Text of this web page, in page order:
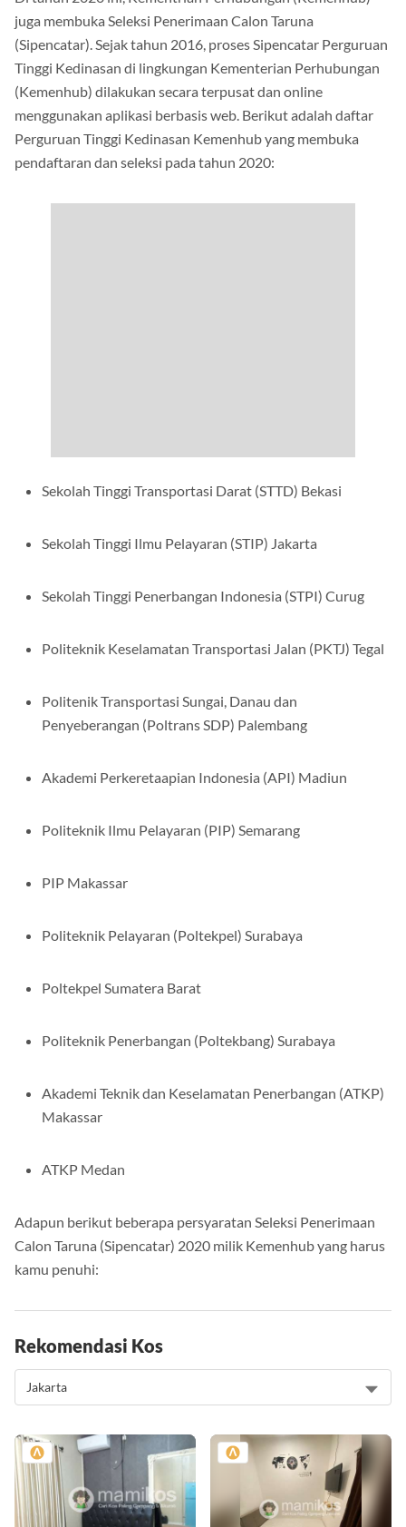
juga membuka Seleksi Penerimaan Calon Taruna
(Sipencatar). Sejak tahun 2016, proses Sipencatar Perguruan
Tinggi Kedinasan di lingkungan Kementerian Perhubungan
(Kemenhub) dilakukan secara terpusat dan online
menggunakan aplikasi berbasis web. Berikut adalah daftar
Perguruan Tinggi Kedinasan Kemenhub yang membuka
pendaftaran dan seleksi pada tahun 2020:
Sekolah Tinggi Transportasi Darat (STTD) Bekasi
Sekolah Tinggi Ilmu Pelayaran (STIP) Jakarta
Sekolah Tinggi Penerbangan Indonesia (STPI) Curug
Politeknik Keselamatan Transportasi Jalan (PKTJ) Tegal
Politenik Transportasi Sungai, Danau dan
Penyeberangan (Poltrans SDP) Palembang
Akademi Perkeretaapian Indonesia (API) Madiun
Politeknik Ilmu Pelayaran (PIP) Semarang
PIP Makassar
Politeknik Pelayaran (Poltekpel) Surabaya
Poltekpel Sumatera Barat
Politeknik Penerbangan (Poltekbang) Surabaya
Akademi Teknik dan Keselamatan Penerbangan (ATKP)
Makassar
ATKP Medan
Adapun berikut beberapa persyaratan Seleksi Penerimaan
Calon Taruna (Sipencatar) 2020 milik Kemenhub yang harus
kamu penuhi:
Rekomendasi Kos